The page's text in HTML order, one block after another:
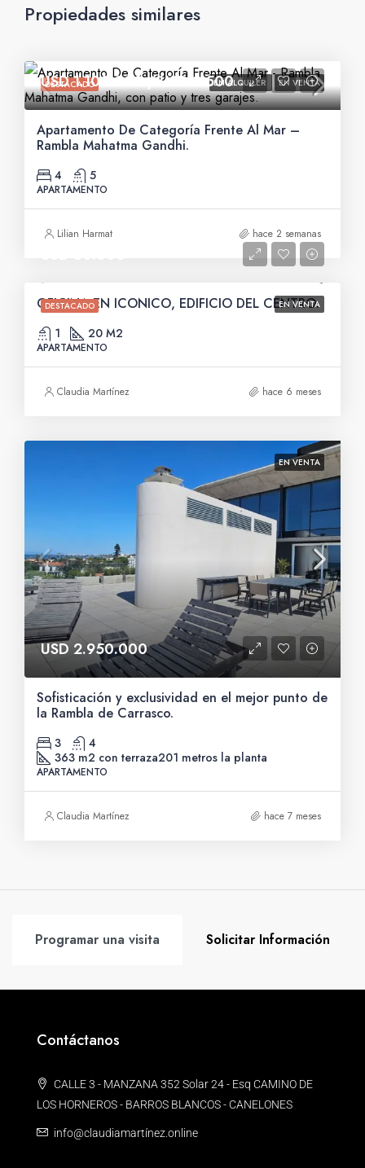
Propiedades similares
DESTACADO EN ALQUILER EN VENTA
USD 1.100.000 / USD 3.500
Apartamento De Categoría Frente Al Mar –
Rambla Mahatma Gandhi.
4 5
APARTAMENTO
Lilian Harmat hace 2 semanas
DESTACADO EN VENTA
OFICINA EN ICONICO, EDIFICIO DEL CENTRO.
1 20 M2
APARTAMENTO
Claudia Martínez hace 6 meses
EN VENTA
USD 2.950.000
Sofisticación y exclusividad en el mejor punto de
la Rambla de Carrasco.
3
4
363 m2 con terraza201 metros la planta
APARTAMENTO
Claudia Martínez hace 7 meses
Programar una visita Solicitar Información
Contáctanos
CALLE 3 - MANZANA 352 Solar 24 - Esq CAMINO DE
LOS HORNEROS - BARROS BLANCOS - CANELONES
info@claudiamartínez.online